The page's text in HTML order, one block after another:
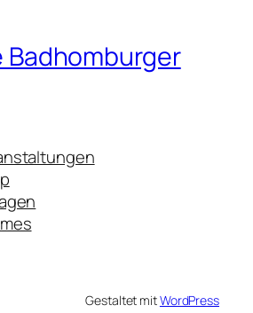
Badhomburger
Gestaltet mitWordPress